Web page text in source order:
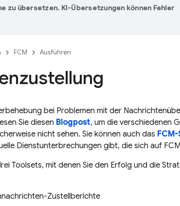
zu übersetzen. KI-Übersetzungen können Fehler
FCM Ausführen
bei Problemen mit der
Sie diesen Blogpost, um die verschiedenen
nicht sehen. Sie können auch das
Dienstunterbrechungen gibt, die sich auf
Toolsets, mit denen Sie den Erfolg und die
Zustellberichte